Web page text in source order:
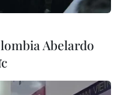
Abelardo